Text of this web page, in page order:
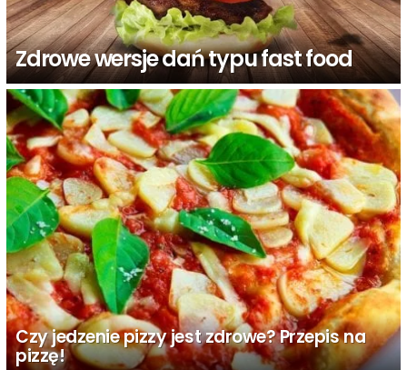
Zdrowe wersje dań typu fast food
Czy jedzenie pizzy jest zdrowe? Przepis na
pizzę!